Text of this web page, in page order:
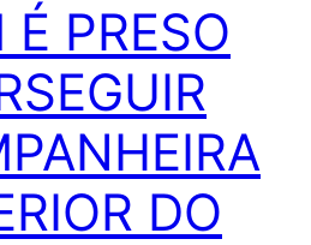
PRESO
DO